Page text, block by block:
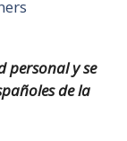
personal y se
de la